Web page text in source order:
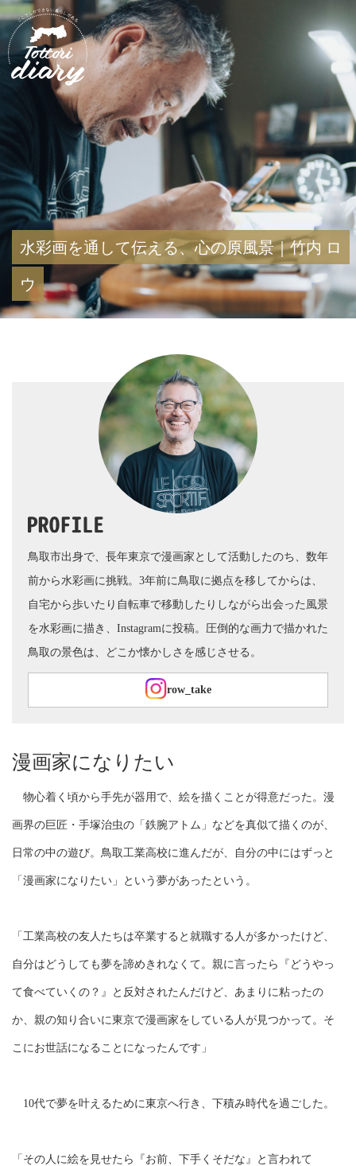
水彩画を通して伝える、心の原風景｜竹内 ロ
ウ
鳥取市出身で、長年東京で漫画家として活動したのち、数年
前から水彩画に挑戦。3年前に鳥取に拠点を移してからは、
自宅から歩いたり自転車で移動したりしながら出会った風景
を水彩画に描き、Instagramに投稿。圧倒的な画力で描かれた
鳥取の景色は、どこか懐かしさを感じさせる。
row_take
漫画家になりたい
物心着く頃から手先が器用で、絵を描くことが得意だった。漫
画界の巨匠・手塚治虫の「鉄腕アトム」などを真似て描くのが、
日常の中の遊び。鳥取工業高校に進んだが、自分の中にはずっと
「漫画家になりたい」という夢があったという。
「工業高校の友人たちは卒業すると就職する人が多かったけど、
自分はどうしても夢を諦めきれなくて。親に言ったら『どうやっ
て食べていくの？』と反対されたんだけど、あまりに粘ったの
か、親の知り合いに東京で漫画家をしている人が見つかって。そ
こにお世話になることになったんです」
10代で夢を叶えるために東京へ行き、下積み時代を過ごした。
「その人に絵を見せたら『お前、下手くそだな』と言われて